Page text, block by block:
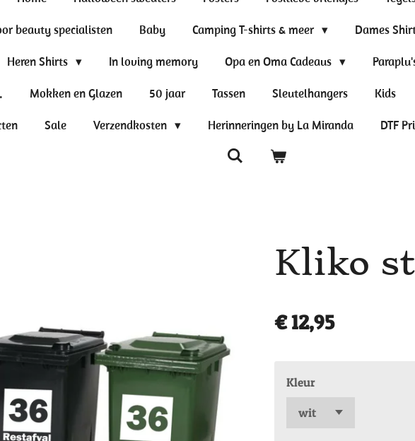
beauty specialisten Baby Camping T-shirts & meer Dames
Heren Shirts In loving memory Opa en Oma Cadeaus
Mokken en Glazen 50 jaar Tassen Sleutelhangers Kids
Sale Verzendkosten Herinneringen by La Miranda DTF
Kliko
€ 12,95
Kleur